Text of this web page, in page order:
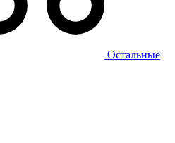
Остальные